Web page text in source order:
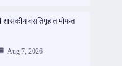
शासकीय वसतिगृहात मोफत
Aug 7, 2026